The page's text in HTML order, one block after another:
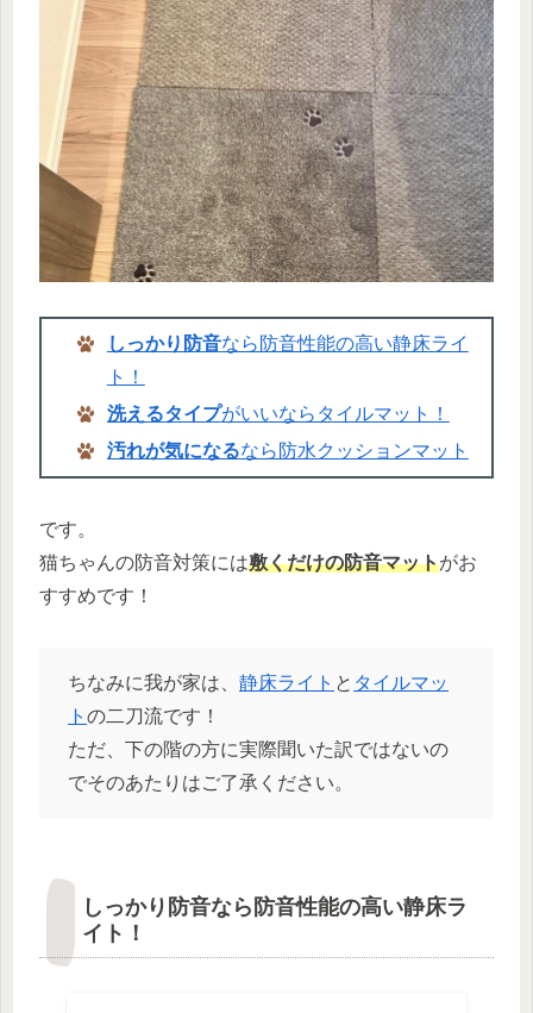
しっかり防音なら防音性能の高い静床ライ
ト！
洗えるタイプがいいならタイルマット！
汚れが気になるなら防水クッションマット
です。
猫ちゃんの防音対策には敷くだけの防音マットがお
すすめです！
ちなみに我が家は、 静床ライト と タイルマッ
ト の二刀流です！
ただ、下の階の方に実際聞いた訳ではないの
でそのあたりはご了承ください。
しっかり防音なら防音性能の高い静床ラ
イト！